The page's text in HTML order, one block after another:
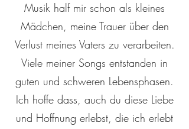
Musik half mir schon als kleines
Mädchen, meine Trauer über den
Verlust meines Vaters zu verarbeiten.
Viele meiner Songs entstanden in
guten und schweren Lebensphasen.
Ich hoffe dass, auch du diese Liebe
und Hoffnung erlebst, die ich erlebt